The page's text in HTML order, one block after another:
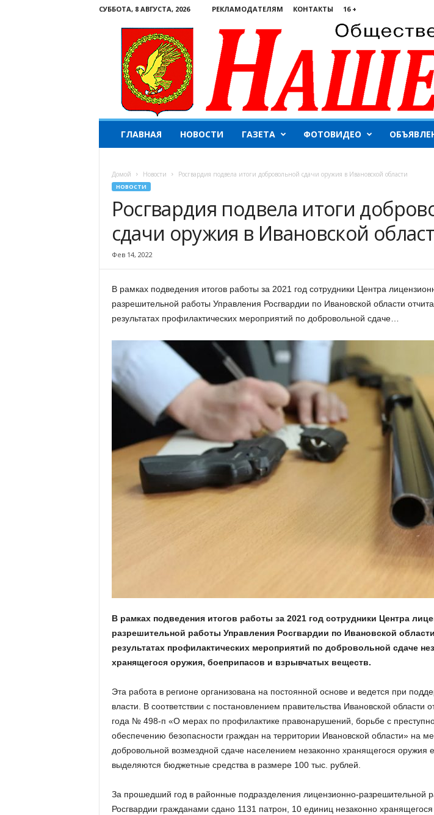
СУББОТА, 8 АВГУСТА, 2026 РЕКЛАМОДАТЕЛЯМ КОНТАКТЫ 16 +
ш
ГЛАВНАЯ НОВОСТИ ГАЗЕТА ФОТОВИДЕО
Домой Новости Росгвардия подвела итоги добровольной сдачи оружия в Ивановской области
НОВОСТИ
Росгвардия подвела итоги
сдачи оружия в Ивановской
Фев 14, 2022
В рамках подведения итогов работы за 2021 год сотрудники Центра
разрешительной работы Управления Росгвардии по Ивановской области
результатах профилактических мероприятий по добровольной сдаче…
В рамках подведения итогов работы за 2021 год сотрудники Центра
разрешительной работы Управления Росгвардии по Ивановской
результатах профилактических мероприятий по добровольной сдаче
хранящегося оружия, боеприпасов и взрывчатых веществ.
Эта работа в регионе организована на постоянной основе и ведется при
власти. В соответствии с постановлением правительства Ивановской области
года № 498-п «О мерах по профилактике правонарушений, борьбе с
обеспечению безопасности граждан на территории Ивановской области» на
добровольной возмездной сдаче населением незаконно хранящегося оружия
выделяются бюджетные средства в размере 100 тыс. рублей.
За прошедший год в районные подразделения лицензионно-разрешительной
Росгвардии гражданами сдано 1131 патрон, 10 единиц незаконно